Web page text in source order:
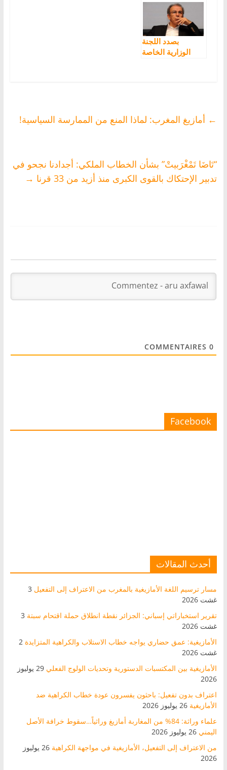
بصدد اللجنة
الوزارية الخاصة
← أمازيغ المغرب: لماذا المنع من الممارسة السياسية!
“تَاضَا تَمْغْرَبيتْ” بشأن الخطاب الملكي: أجدادنا نجحو في
تدبير الإحتكاك بالقوى الكبرى منذ أزيد من 33 قرنا
→
0
COMMENTAIRES
Facebook
أحدث المقالات
مسار ترسيم اللغة الأمازيغية بالمغرب من الاعتراف إلى التفعيل 3
غشت 2026
تقرير استخباراتي إسباني: الجزائر نقطة انطلاق حملة اقتحام سبتة 3
غشت 2026
الأمازيغية: عمق حضاري يواجه خطاب الاستلاب والكراهية المتزايدة 2
غشت 2026
الأمازيغية بين المكتسبات الدستورية وتحديات الولوج الفعلي
29 يوليوز
2026
اعتراف بدون تفعيل: باحثون يفسرون عودة خطاب الكراهية ضد
الأمازيغية 26 يوليوز 2026
علماء وراثة: 84% من المغاربة أمازيغ وراثياً…سقوط خرافة الأصل
اليمني 26 يوليوز 2026
من الاعتراف إلى التفعيل، الأمازيغية في مواجهة الكراهية
26 يوليوز
2026